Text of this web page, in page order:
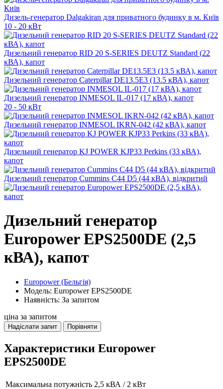
Дизель-генератор Dalgakiran для приватного будинку в м. Київ
10 - 20 кВт
Дизельний генератор RID 20 S-SERIES DEUTZ Standard (22
кВА), капот
Дизельний генератор Caterpillar DE13.5E3 (13.5 кВА), капот
Дизельний генератор INMESOL IL-017 (17 кВА), капот
20 - 50 кВт
Дизельний генератор INMESOL IKRN-042 (42 кВА), капот
Дизельний генератор KJ POWER KJP33 Perkins (33 кВА),
капот
Дизельний генератор Cummins C44 D5 (44 кВА), відкритий
Дизельний генератор
Europower EPS2500DE (2,5
кВА), капот
Europower (Бельгія)
Модель: Europower EPS2500DE
Наявність: За запитом
ціна за запитом
Надіслати запит Порівняти
Характеристики Europower
EPS2500DE
Максимальна потужність 2,5 кВА / 2 кВт